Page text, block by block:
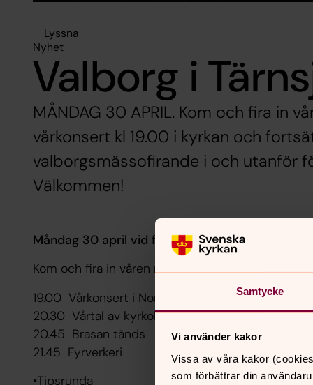
Samtycke
Vi använder kakor
Vissa av våra kakor
som förbättrar din
Lyssna
Nyhet
Valborg i
MÅNDAG 30 APRIL. Kom och fira in
vårkonsert kl 19.00 i kyrkan och
valborgsmässofirande i och utanför
Välkommen!
Måndag 30 april vid församlingshemmet
Kom och fira in våren med oss.
19.00 Vårkonsert i Nora kyrka
20.30 Vårtal av kyrkoherde Bengt Bengtsson
20.45 Brasan tänds
21.45 Fyrverkeri
•Tipsrunda